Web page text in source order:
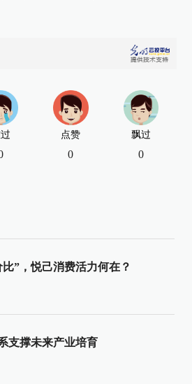
点赞
0
飘过
0
”，悦己消费活力何在？
支撑未来产业培育